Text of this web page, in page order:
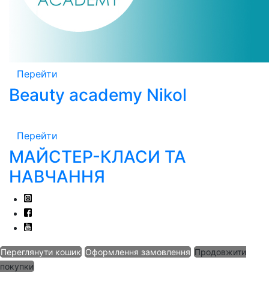
Перейти
Beauty academy Nikol
Перейти
МАЙСТЕР-КЛАСИ ТА
НАВЧАННЯ
Переглянути кошик Оформлення замовлення Продовжити
покупки